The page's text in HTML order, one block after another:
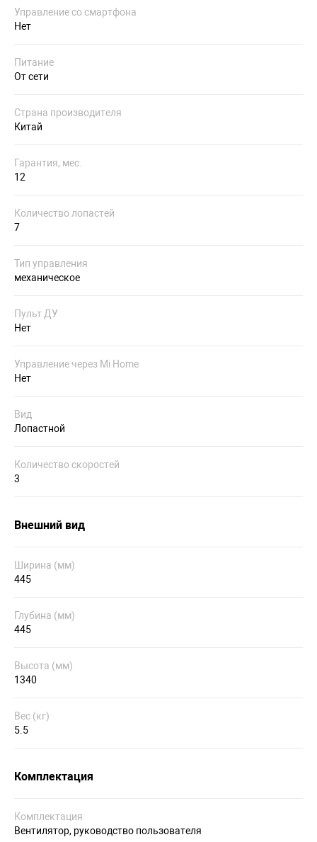
Управление со смартфона
Нет
Питание
От сети
Страна производителя
Китай
Гарантия, мес.
12
Количество лопастей
7
Тип управления
механическое
Пульт ДУ
Нет
Управление через Mi Home
Нет
Вид
Лопастной
Количество скоростей
3
Внешний вид
Ширина (мм)
445
Глубина (мм)
445
Высота (мм)
1340
Вес (кг)
5.5
Комплектация
Комплектация
Вентилятор, руководство пользователя